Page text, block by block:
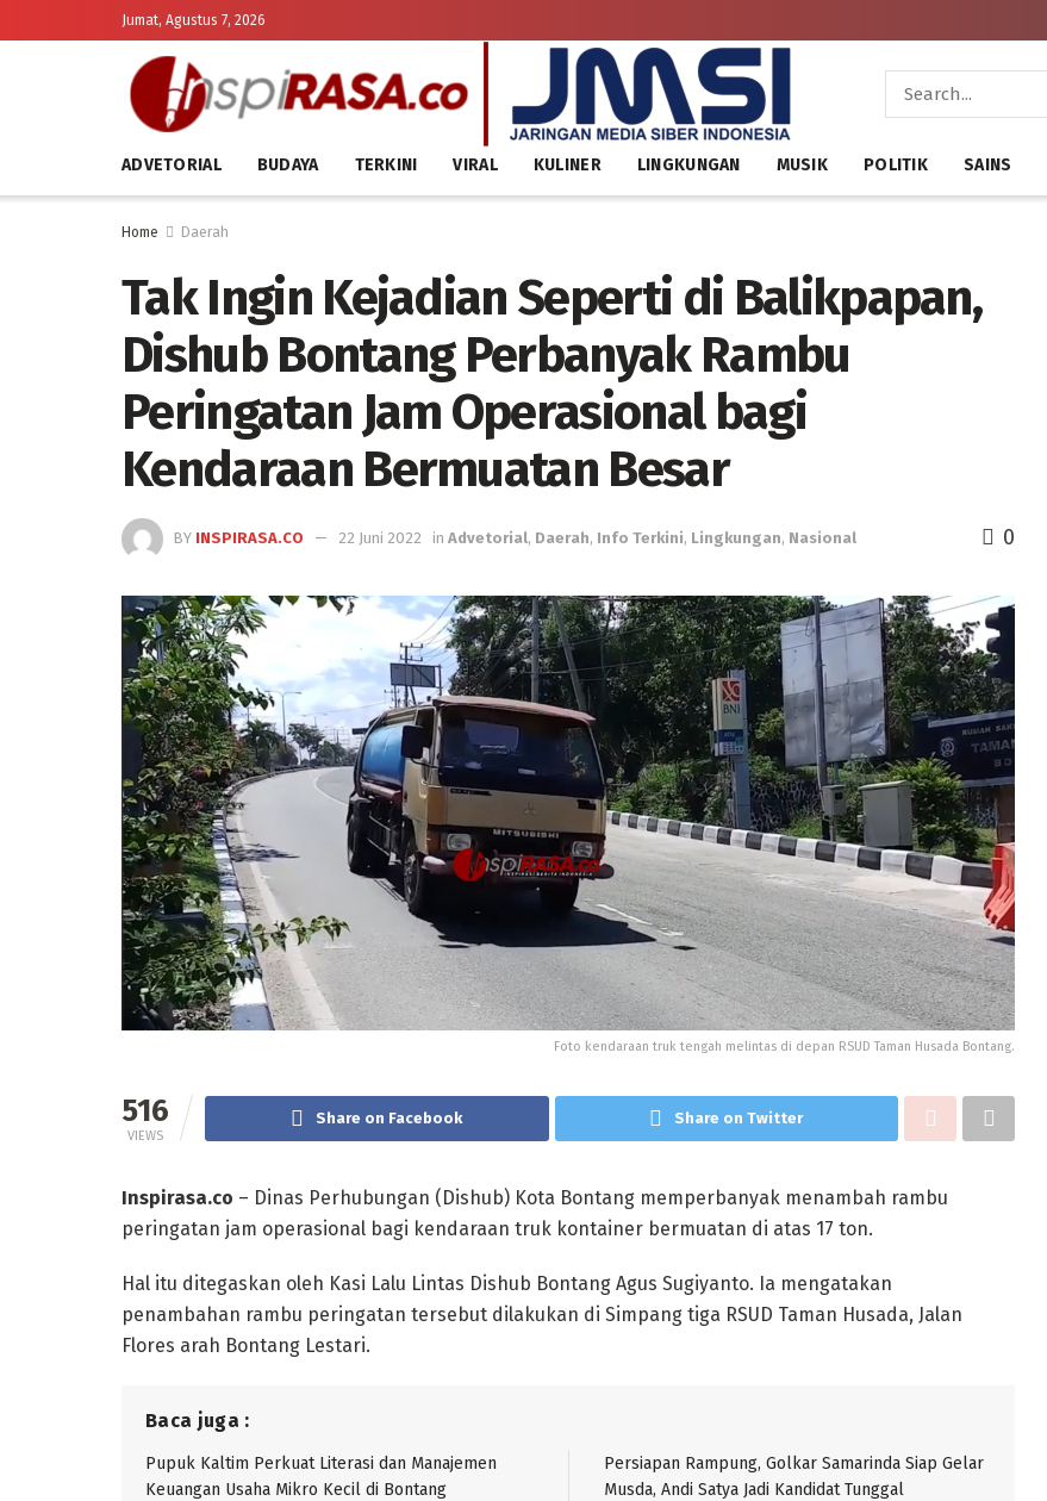
Jumat, Agustus 7, 2026
ADVETORIAL BUDAYA TERKINI VIRAL KULINER LINGKUNGAN MUSIK POLITIK SAINS
Home Daerah
Tak Ingin Kejadian Seperti di Balikpapan,
Dishub Bontang Perbanyak Rambu
Peringatan Jam Operasional bagi
Kendaraan Bermuatan Besar
BY INSPIRASA.CO 22 Juni 2022 in Advetorial, Daerah, Info Terkini, Lingkungan, Nasional 0
Foto kendaraan truk tengah melintas di depan RSUD Taman Husada Bontang.
516
VIEWS
Share on Facebook Share on Twitter
Inspirasa.co – Dinas Perhubungan (Dishub) Kota Bontang memperbanyak menambah rambu
peringatan jam operasional bagi kendaraan truk kontainer bermuatan di atas 17 ton.
Hal itu ditegaskan oleh Kasi Lalu Lintas Dishub Bontang Agus Sugiyanto. Ia mengatakan
penambahan rambu peringatan tersebut dilakukan di Simpang tiga RSUD Taman Husada, Jalan
Flores arah Bontang Lestari.
Baca juga :
Pupuk Kaltim Perkuat Literasi dan Manajemen
Keuangan Usaha Mikro Kecil di Bontang
Persiapan Rampung, Golkar Samarinda Siap Gelar
Musda, Andi Satya Jadi Kandidat Tunggal